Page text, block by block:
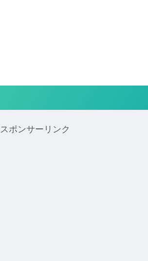
スポンサーリンク